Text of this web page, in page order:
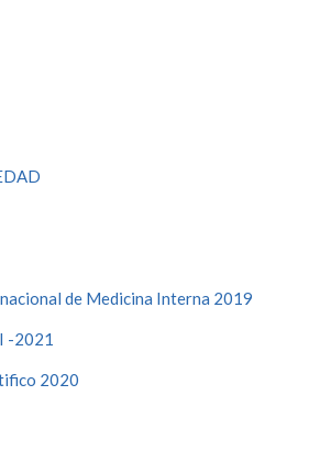
de Medicina Interna 2019
-2021
2020